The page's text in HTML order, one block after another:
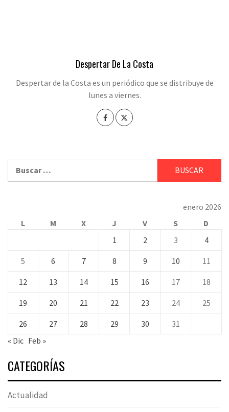
Despertar De La Costa
Despertar de la Costa es un periódico que se distribuye de
lunes a viernes.
enero 2026
L
M X J V S
D
1
2 3 4
5 6 7 8 9 10 11
12 13 14 15 16 17 18
19 20 21 22 23 24 25
26 27 28 29 30
31
« Dic Feb »
CATEGORÍAS
Actualidad